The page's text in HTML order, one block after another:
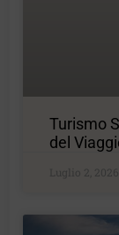
Turismo
del
Luglio 2, 2026